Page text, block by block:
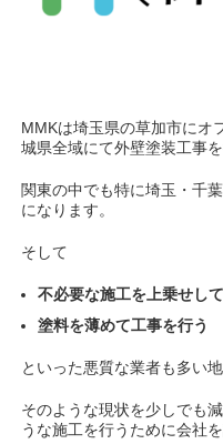
MMKは埼玉県の草加市にオ
城県全域にて外壁塗装工事
関東の中でも特に埼玉・千
になります。
そして
不必要な施工を上乗せし
塗料を薄めて工事を行う
といった悪質な業者も多い地
そのような現状を少しでも
うな施工を行うために会社